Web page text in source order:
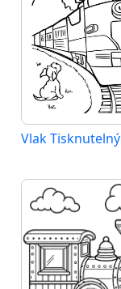
Vlak Tisknutelný